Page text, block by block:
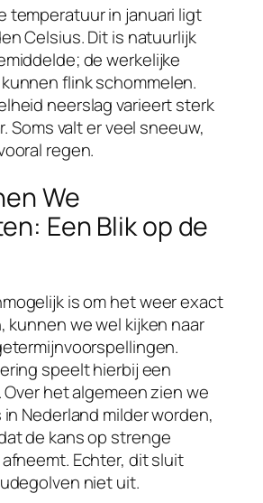
temperatuur in januari ligt
Celsius. Dit is natuurlijk
de werkelijke
flink schommelen.
neerslag varieert sterk
Soms valt er veel sneeuw,
regen.
We
Een Blik op de
is om het weer exact
kunnen we wel kijken naar
speelt hierbij een
Over het algemeen zien we
Nederland milder worden,
de kans op strenge
Echter, dit sluit
niet uit.